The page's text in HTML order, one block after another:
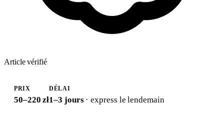
Article vérifié
PRIX
50–220 zł
DÉLAI
1–3 jours· express le lendemain